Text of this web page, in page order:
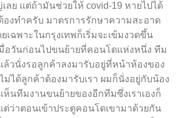
ลย แต่ถ้ามันช่วยให้ covid-19 หายไปได้
องทำครับ มาตรการรักษาความสะอาด
เฉพาะในกรุงเทพก็เริ่มจะเข้มงวดขึ้น
อวันก่อนไปขนย้ายที่คอนโดแห่งหนึ่ง ทีม
ล้วนั่งรอลูกค้าลงมารับอยู่ที่หน้าห้องของ
ม่ได้ลูกค้าต้องมารับเรา ผมก็นั่งอยู่กับน้อง
ห็นทีมงานขนย้ายของอีกทีมซึ่งเราเองก็
ต่ว่าตอนเข้าประตูคอนโดเขามาด้วยกัน